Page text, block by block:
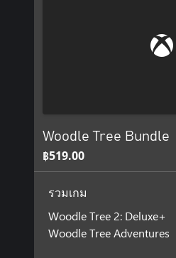
Woodle Tree Bundle
฿519.00
รวมเกม
Woodle Tree 2: Deluxe+
Woodle Tree Adventures